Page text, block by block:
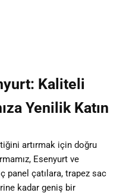
Kaliteli
Yenilik Katın
artırmak için doğru
Esenyurt ve
panel çatılara, trapez sac
kadar geniş bir